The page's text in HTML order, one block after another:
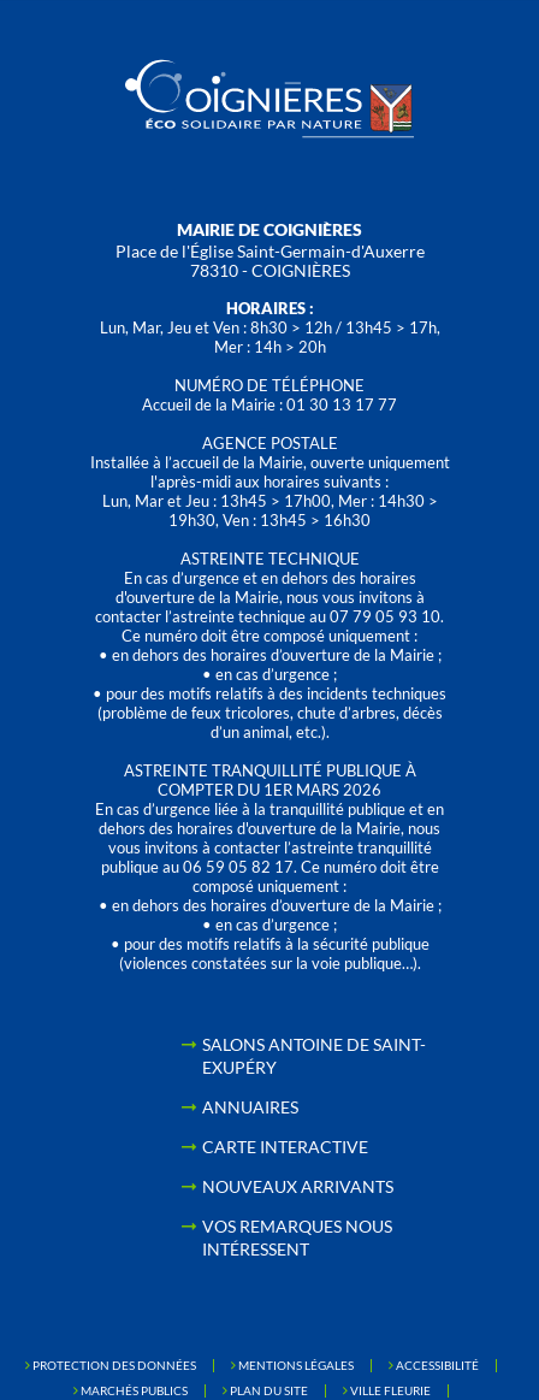
MAIRIE DE COIGNIÈRES
Place de l'Église Saint-Germain-d'Auxerre
78310 - COIGNIÈRES
HORAIRES :
Lun, Mar, Jeu et Ven : 8h30 > 12h / 13h45 > 17h,
Mer : 14h > 20h
NUMÉRO DE TÉLÉPHONE
Accueil de la Mairie : 01 30 13 17 77
AGENCE POSTALE
Installée à l’accueil de la Mairie, ouverte uniquement
l'après-midi aux horaires suivants :
Lun, Mar et Jeu : 13h45 > 17h00, Mer : 14h30 >
19h30, Ven : 13h45 > 16h30
ASTREINTE TECHNIQUE
En cas d’urgence et en dehors des horaires
d'ouverture de la Mairie, nous vous invitons à
contacter l’astreinte technique au 07 79 05 93 10.
Ce numéro doit être composé uniquement :
• en dehors des horaires d’ouverture de la Mairie ;
• en cas d’urgence ;
• pour des motifs relatifs à des incidents techniques
(problème de feux tricolores, chute d’arbres, décès
d’un animal, etc.).
ASTREINTE TRANQUILLITÉ PUBLIQUE À
COMPTER DU 1ER MARS 2026
En cas d’urgence liée à la tranquillité publique et en
dehors des horaires d'ouverture de la Mairie, nous
vous invitons à contacter l’astreinte tranquillité
publique au 06 59 05 82 17. Ce numéro doit être
composé uniquement :
• en dehors des horaires d’ouverture de la Mairie ;
• en cas d’urgence ;
• pour des motifs relatifs à la sécurité publique
(violences constatées sur la voie publique…).
SALONS ANTOINE DE SAINT-
EXUPÉRY
ANNUAIRES
CARTE INTERACTIVE
NOUVEAUX ARRIVANTS
VOS REMARQUES NOUS
INTÉRESSENT
PROTECTION DES DONNÉES MENTIONS LÉGALES
ACCESSIBILITÉ
MARCHÉS PUBLICS
PLAN DU SITE VILLE FLEURIE